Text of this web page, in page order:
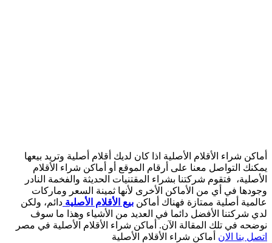
أماكن شراء الأقلام الأصلية اذا كان لديك أقلام أصلية وتريد بيعها
يمكنك التواصل معنا على أرقام الموقع أو أماكن شراء الأقلام
الأصلية، فتقوم شركتنا بشراء المقتنيات الحديثة والفخمة النادر
وجودها في أي من الأماكن الأخرى لأنها ثمينة السعر وماركات
عالمية أصلية ممتازة فهناك أماكن بيع الأقلام الأصلية دائم، ولكن
لدي شركتنا الأفضل دائما في العديد من الأشياء وهذا ما سوف
نوضحه في تلك المقالة الآن. أماكن شراء الأقلام الأصلية في مصر
اتصل بنا الان أماكن شراء الأقلام الأصلية